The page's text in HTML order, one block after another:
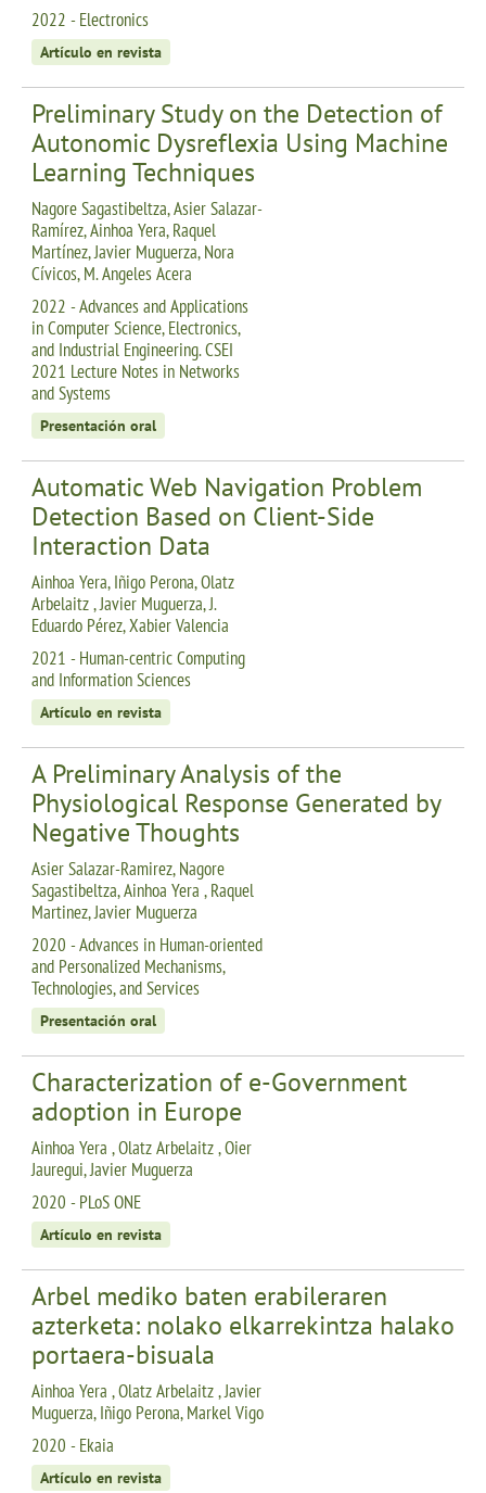
2022 - Electronics
Artículo en revista
Preliminary Study on the Detection of
Autonomic Dysreflexia Using Machine
Learning Techniques
Nagore Sagastibeltza, Asier Salazar-
Ramírez, Ainhoa Yera, Raquel
Martínez, Javier Muguerza, Nora
Cívicos, M. Angeles Acera
2022 - Advances and Applications
in Computer Science, Electronics,
and Industrial Engineering. CSEI
2021 Lecture Notes in Networks
and Systems
Presentación oral
Automatic Web Navigation Problem
Detection Based on Client-Side
Interaction Data
Ainhoa Yera, Iñigo Perona, Olatz
Arbelaitz , Javier Muguerza, J.
Eduardo Pérez, Xabier Valencia
2021 - Human-centric Computing
and Information Sciences
Artículo en revista
A Preliminary Analysis of the
Physiological Response Generated by
Negative Thoughts
Asier Salazar-Ramirez, Nagore
Sagastibeltza, Ainhoa Yera , Raquel
Martinez, Javier Muguerza
2020 - Advances in Human-oriented
and Personalized Mechanisms,
Technologies, and Services
Presentación oral
Characterization of e-Government
adoption in Europe
Ainhoa Yera , Olatz Arbelaitz , Oier
Jauregui, Javier Muguerza
2020 - PLoS ONE
Artículo en revista
Arbel mediko baten erabileraren
azterketa: nolako elkarrekintza halako
portaera-bisuala
Ainhoa Yera , Olatz Arbelaitz , Javier
Muguerza, Iñigo Perona, Markel Vigo
2020 - Ekaia
Artículo en revista